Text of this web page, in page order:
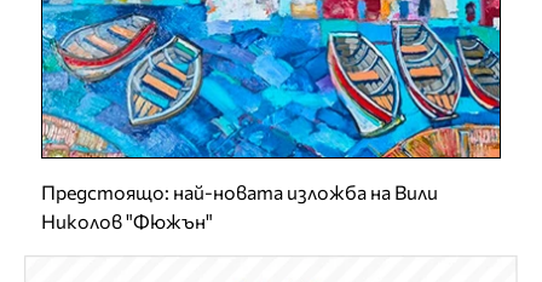
Предстоящо: най-новата изложба на Вили
Николов "Фюжън"